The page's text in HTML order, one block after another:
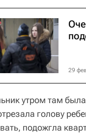
29
утром там
голову
подожгла